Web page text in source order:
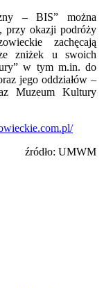
– BIS” można
przy okazji podróży
zachęcają
zniżek u swoich
w tym m.in. do
jego oddziałów –
Muzeum Kultury
źródło: UMWM